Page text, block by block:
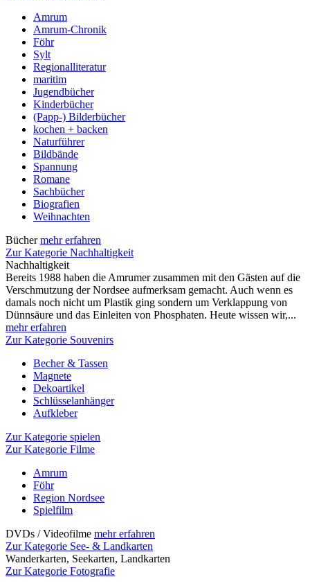
Amrum
Amrum-Chronik
Föhr
Sylt
Regionalliteratur
maritim
Jugendbücher
Kinderbücher
(Papp-) Bilderbücher
kochen + backen
Naturführer
Bildbände
Spannung
Romane
Sachbücher
Biografien
Weihnachten
Büchermehr erfahren
Zur Kategorie Nachhaltigkeit
Nachhaltigkeit
Bereits 1988 haben die Amrumer zusammen mit den Gästen auf die
Verschmutzung der Nordsee aufmerksam gemacht. Auch wenn es
damals noch nicht um Plastik ging sondern um Verklappung von
Dünnsäure und das Einleiten von Phosphaten. Heute wissen wir,...
mehr erfahren
Zur Kategorie Souvenirs
Becher & Tassen
Magnete
Dekoartikel
Schlüsselanhänger
Aufkleber
Zur Kategorie spielen
Zur Kategorie Filme
Amrum
Föhr
Region Nordsee
Spielfilm
DVDs / Videofilme mehr erfahren
Zur Kategorie See- & Landkarten
Wanderkarten, Seekarten, Landkarten
Zur Kategorie Fotografie